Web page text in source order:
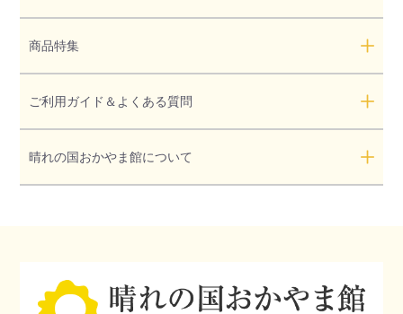
商品特集
ご利用ガイド＆よくある質問
晴れの国おかやま館について